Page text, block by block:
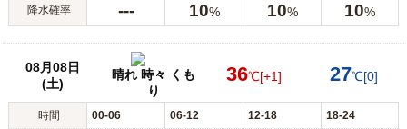
降水確率 --- 10% 10% 10%
08月08日
(土)
晴れ 時々 くも
り
36℃[+1] 27℃[0]
時間 00-06 06-12 12-18 18-24